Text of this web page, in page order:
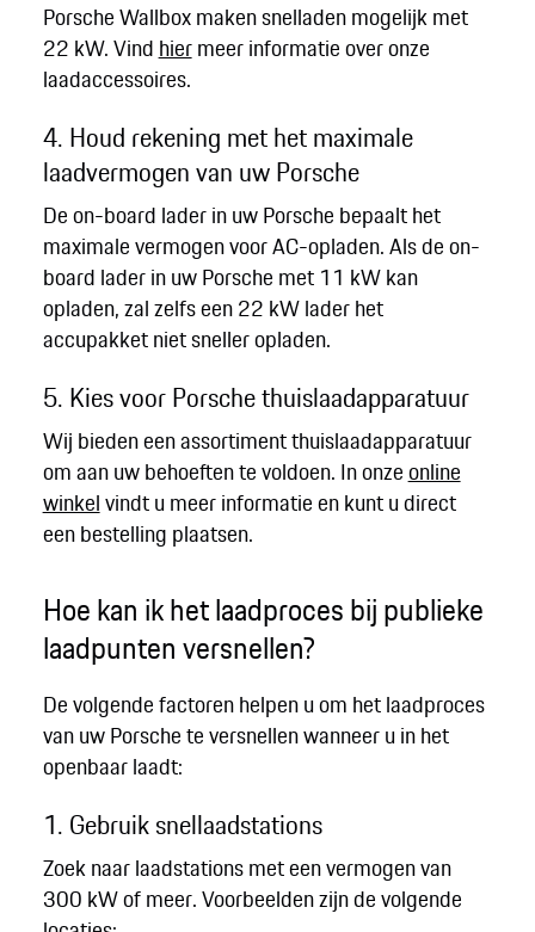
Porsche Wallbox maken snelladen mogelijk met
22 kW. Vind hiermeer informatie over onze
laadaccessoires.
4. Houd rekening met het maximale
laadvermogen van uw Porsche
De on-board lader in uw Porsche bepaalt het
maximale vermogen voor AC-opladen. Als de on-
board lader in uw Porsche met 11 kW kan
opladen, zal zelfs een 22 kW lader het
accupakket niet sneller opladen.
5. Kies voor Porsche thuislaadapparatuur
Wij bieden een assortiment thuislaadapparatuur
om aan uw behoeften te voldoen. In onzeonline
winkelvindt u meer informatie en kunt u direct
een bestelling plaatsen.
Hoe kan ik het laadproces bij publieke
laadpunten versnellen?
De volgende factoren helpen u om het laadproces
van uw Porsche te versnellen wanneer u in het
openbaar laadt:
1. Gebruik snellaadstations
Zoek naar laadstations met een vermogen van
300 kW of meer. Voorbeelden zijn de volgende